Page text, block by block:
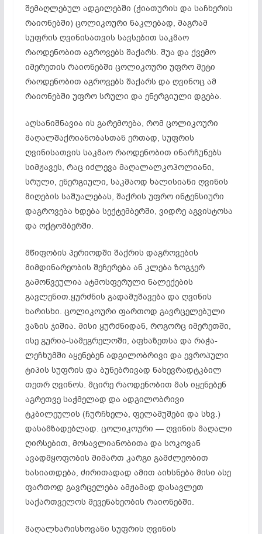
შემაღლებულ ადგილებში (ჭიათურის და საჩხერის
რაიონებში) ცოლიკოური ნაკლებად, მაგრამ
სუფრის ღვინისათვის სავსებით საკმაო
რაოდენობით აგროვებს შაქარს. შუა და ქვემო
იმერეთის რაიონებში ცოლიკოური უფრო მეტი
რაოდენობით აგროვებს შაქარს და ღვინოც ამ
რაიონებში უფრო სრული და ენერგიული დგება.
აღსანიშნავია ის გარემოება, რომ ცოლიკოური
მაღალშაქრიანობასთან ერთად, სუფრის
ღვინისათვის საკმაო რაოდენობით ინარჩუნებს
სიმჟავეს, რაც იძლევა მაღალალკოჰოლიანი,
სრული, ენერგიული, საკმაოდ ხალისიანი ღვინის
მიღების საშუალებას, შაქრის უფრო ინტენსიური
დაგროვება ხდება სექტემბერში, ვიდრე აგვისტოსა
და ოქტომბერში.
მწიფობის პერიოდში შაქრის დაგროვების
მიმდინარეობის შეჩერება ან კლება ზოგჯერ
გამოწვეულია ატმოსფერული ნალექების
გავლენით.ყურძნის გადამუშავება და ღვინის
ხარისხი. ცოლიკოური ფართოდ გავრცელებული
ვაზის ჯიშია. მისი ყურძნიდან, როგორც იმერეთში,
ისე გურია-სამეგრელოში, აფხაზეთსა და რაჭა-
ლეჩხუმში აყენებენ ადგილობრივი და ევროპული
ტიპის სუფრის და ბუნებრივად ნახევრადტკბილ
თეთრ ღვინოს. მცირე რაოდენობით მას იყენებენ
აგრეთვე საჭმელად და ადგილობრივი
ტკბილეულის (ჩურჩხელა, ფელამუშები და სხვ.)
დასამზადებლად. ცოლიკოური — ღვინის მაღალი
ღირსებით, მოსავლიანობითა და სოკოვან
ავადმყოფობის მიმართ კარგი გამძლეობით
ხასიათდება, ძირითადად ამით აიხსნება მისი ასე
ფართოდ გავრცელება ამჟამად დასავლეთ
საქართველოს მევენახეობის რაიონებში.
მაღალხარისხოვანი სუფრის ღვინის